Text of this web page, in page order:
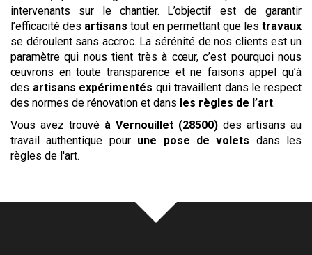
intervenants sur le chantier. L’objectif est de garantir
l’efficacité des artisans tout en permettant que les travaux
se déroulent sans accroc. La sérénité de nos clients est un
paramètre qui nous tient très à cœur, c’est pourquoi nous
œuvrons en toute transparence et ne faisons appel qu’à
des artisans expérimentés qui travaillent dans le respect
des normes de rénovation et dans les règles de l’art.
Vous avez trouvé à Vernouillet (28500) des artisans au
travail authentique pour une pose de volets dans les
règles de l'art.